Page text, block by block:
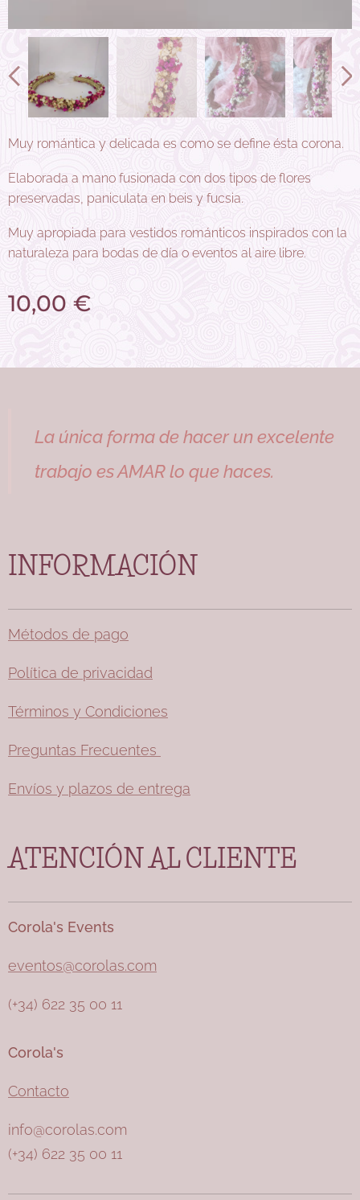
Tocados y coronas para novia, invitada, damas de honor y
madrinas de flores preservadas hecha a mano con diseño
exclusivo. invitada, boda día, boda tarde, comunión niña,
bautizo, arras, eventos, peinado novia, diademas, pulseras
tocado, dama de honor, novia, rosa, madrina, cinturón flores,
Muy romántica y delicada es como se define ésta corona.
Elaborada a mano fusionada con dos tipos de flores
preservadas, paniculata en beis y fucsia.
Muy apropiada para vestidos románticos inspirados con la
naturaleza para bodas de día o eventos al aire libre.
10,00 €
La única forma de hacer un excelente
trabajo es AMAR lo que haces.
INFORMACIÓN
Métodos de pago
Política de privacidad
Términos y Condiciones
Preguntas Frecuentes
Envíos y plazos de entrega
ATENCIÓN AL CLIENTE
Corola's Events
eventos@corolas.com
(+34) 622 35 00 11
Corola's
Contacto
info@corolas.com
(+34) 622 35 00 11